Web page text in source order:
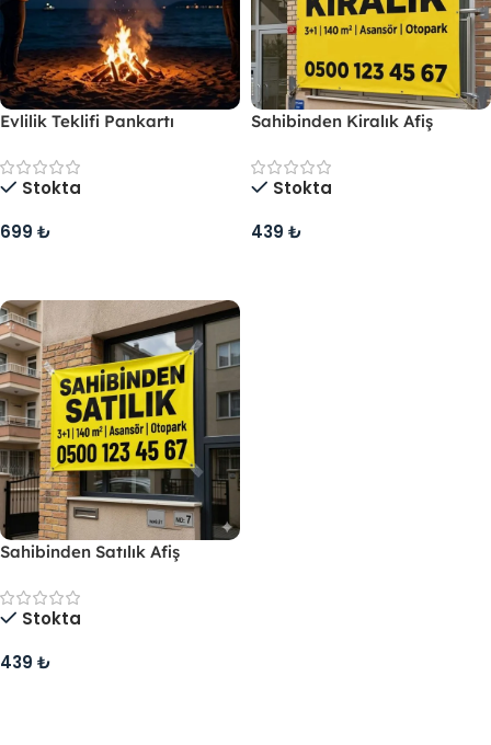
Evlilik Teklifi Pankartı
Stokta
699 ₺
Sahibinden Kiralık Afiş
Stokta
439 ₺
Sahibinden Satılık Afiş
Stokta
439 ₺